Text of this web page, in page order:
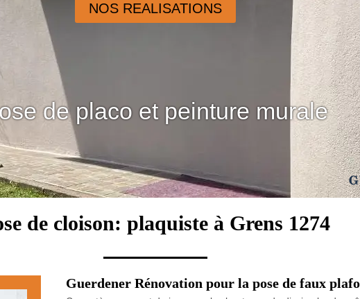
NOS REALISATIONS
de placo et peinture murale
de cloison: plaquiste à Grens 1274
Guerdener Rénovation pour la pose de faux